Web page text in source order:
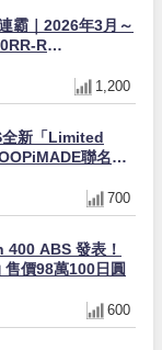
霸｜2026年3月～
R
1,200
全新「Limited
聯名包
700
ABS 發表！
價98萬100日圓
600